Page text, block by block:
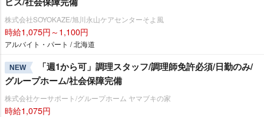
株式会社SOYOKAZE/旭川永山ケアセンターそよ風
時給1,075円～1,100円
アルバイト・パート / 北海道
NEW
「週1から可」調理スタッフ/調理師免許必須/日勤のみ/
グループホーム/社会保障完備
株式会社ケーサポート/グループホーム ヤマブキの家
時給1,075円